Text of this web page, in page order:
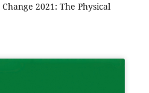
2021: The Physical